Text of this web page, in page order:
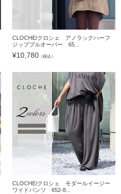
CLOCHE/クロシェ アノラックハーフ
ジッププルオーバー 65...
¥10,780 （税込）
CLOCHE/クロシェ モダールイージー
ワイドパンツ 652-8...